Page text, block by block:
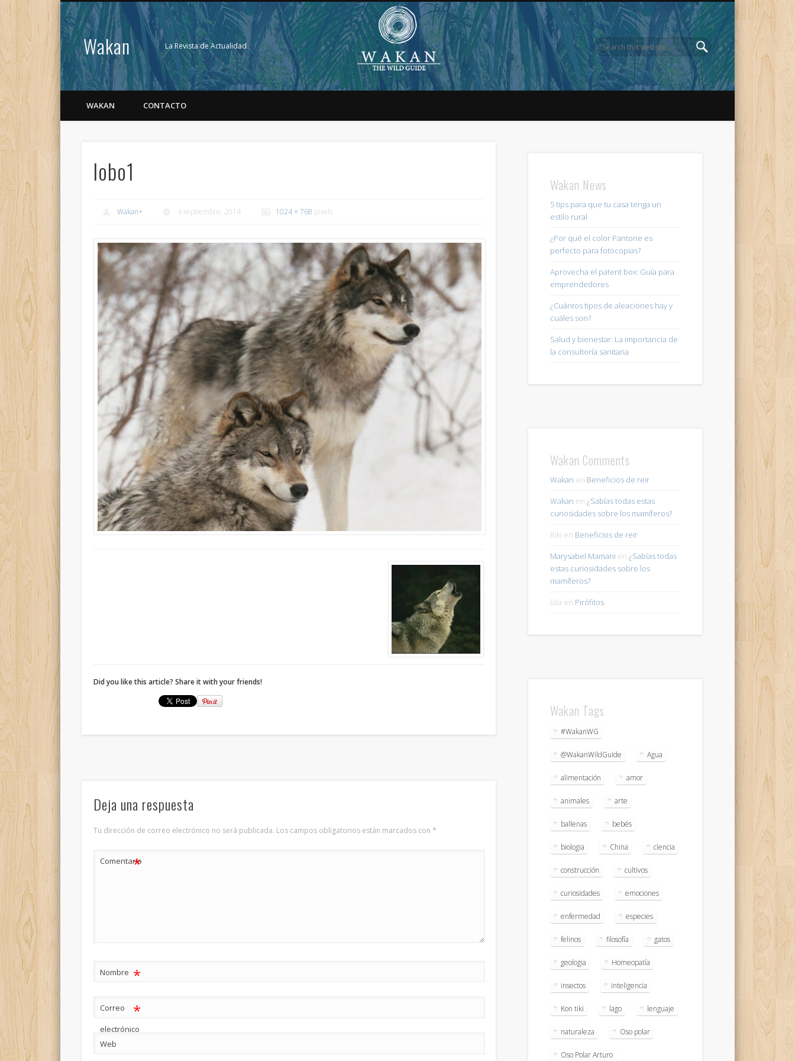
Wakan La Revista de Actualidad
WAKAN CONTACTO
lobo1
Wakan+ 4 septiembre, 2014 1024 × 768 pixels
Did you like this article? Share it with your friends!
Deja una respuesta
Tu dirección de correo electrónico no será publicada. Los campos obligatorios están marcados con*
Comentario
*
Nombre *
Correo
electrónico
*
Web
Wakan News
5 tips para que tu casa tenga un
estilo rural
¿Por qué el color Pantone es
perfecto para fotocopias?
Aprovecha el patent box: Guía para
emprendedores
¿Cuántos tipos de aleaciones hay y
cuáles son?
Salud y bienestar: La importancia de
la consultoría sanitaria
Wakan Comments
Wakan en Beneficios de reir
Wakan en ¿Sabías todas estas
curiosidades sobre los mamíferos?
Riki en Beneficios de reir
Marysabel Mamani en ¿Sabías todas
estas curiosidades sobre los
mamíferos?
lala en Pirófitos
Wakan Tags
#WakanWG
@WakanWildGuide Agua
alimentación amor
animales arte
ballenas bebés
biologia China ciencia
construcción cultivos
curiosidades emociones
enfermedad especies
felinos filosofía gatos
geologia Homeopatía
insectos inteligencia
Kon tiki lago lenguaje
naturaleza Oso polar
Oso Polar Arturo